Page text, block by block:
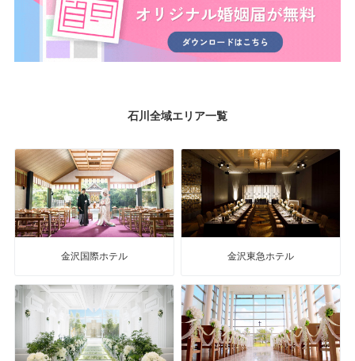
石川全域エリア一覧
金沢国際ホテル 金沢東急ホテル